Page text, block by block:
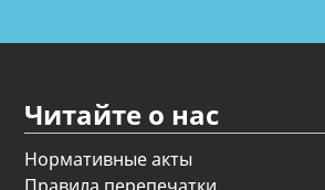
Читайте о нас
Нормативные акты